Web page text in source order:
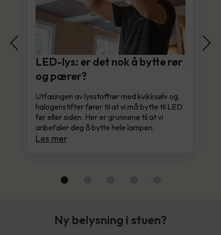
LED-lys: er det nok å bytte rør
og pærer?
Utfasingen av lysstoffrør med kvikksølv og
halogenstifter fører til at vi må bytte til LED
før eller siden. Her er grunnene til at vi
anbefaler deg å bytte hele lampen.
Les mer
Ny belysning i stuen?